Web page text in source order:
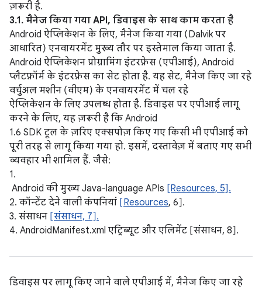
ज़रूरी है.
3.1. मैनेज किया गया API, डिवाइस के साथ काम करता है
Android ऐप्लिकेशन के लिए, मैनेज किया गया (Dalvik पर
आधारित) एनवायरमेंट मुख्य तौर पर इस्तेमाल किया जाता है.
Android ऐप्लिकेशन प्रोग्रामिंग इंटरफ़ेस (एपीआई), Android
प्लैटफ़ॉर्म के इंटरफ़ेस का सेट होता है. यह सेट, मैनेज किए जा रहे
वर्चुअल मशीन (वीएम) के एनवायरमेंट में चल रहे
ऐप्लिकेशन के लिए उपलब्ध होता है. डिवाइस पर एपीआई लागू
करने के लिए, यह ज़रूरी है कि Android
1.6 SDK टूल के ज़रिए एक्सपोज़ किए गए किसी भी एपीआई को
पूरी तरह से लागू किया गया हो. इसमें, दस्तावेज़ में बताए गए सभी
व्यवहार भी शामिल हैं. जैसे:
1.
Android की मुख्य Java-language APIs [Resources, 5].
2. कॉन्टेंट देने वाली कंपनियां [Resources, 6].
3. संसाधन [संसाधन, 7].
4. AndroidManifest.xml एट्रिब्यूट और एलिमेंट [संसाधन, 8].
डिवाइस पर लागू किए जाने वाले एपीआई में, मैनेज किए जा रहे